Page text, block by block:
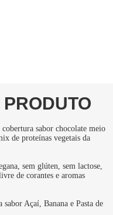
sabor chocolate meio
de proteínas vegetais da
sem glúten, sem lactose,
de corantes e aromas
Açaí, Banana e Pasta de